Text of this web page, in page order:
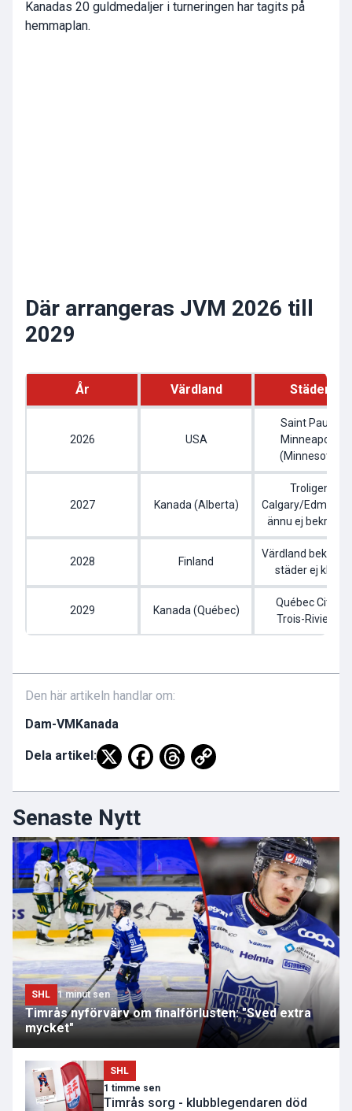
Kanadas 20 guldmedaljer i turneringen har tagits på
hemmaplan.
Där arrangeras JVM 2026 till
2029
År Värdland Städer
2026 USA
Saint Paul &
Minneapolis
(Minnesota)
2027 Kanada (Alberta)
Troligen
Calgary/
ännu ej bekräftat
2028 Finland
Värdland
städer ej klara
2029 Kanada (Québec)
Québec City &
Trois-Rivieres
Den här artikeln handlar om:
Dam-VM Kanada
Dela artikel:
Senaste Nytt
SHL 1 minut sen
Timrås nyförvärv om finalförlusten: "Sved extra
mycket"
SHL
1 timme sen
Timrås sorg - klubblegendaren död